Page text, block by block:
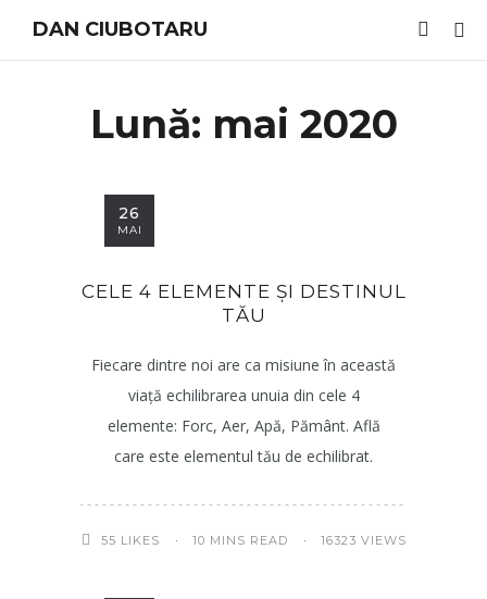
DAN CIUBOTARU
Lună: mai 2020
26
MAI
CELE 4 ELEMENTE ȘI DESTINUL
TĂU
Fiecare dintre noi are ca misiune în această
viață echilibrarea unuia din cele 4
elemente: Forc, Aer, Apă, Pământ. Află
care este elementul tău de echilibrat.
55 LIKES 10 MINS READ 16323 VIEWS